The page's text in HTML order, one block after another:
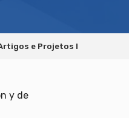
e Projetos I
y de